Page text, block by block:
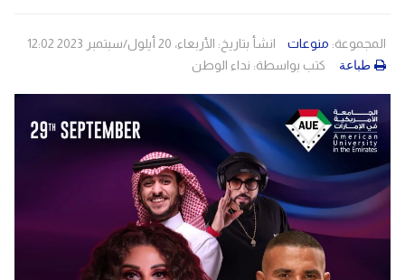
المجموعة: منوعات
انشأ بتاريخ: الأربعاء، 20 أيلول/سبتمبر 2023 12:02
كتب بواسطة: نداء الوطن طباعة